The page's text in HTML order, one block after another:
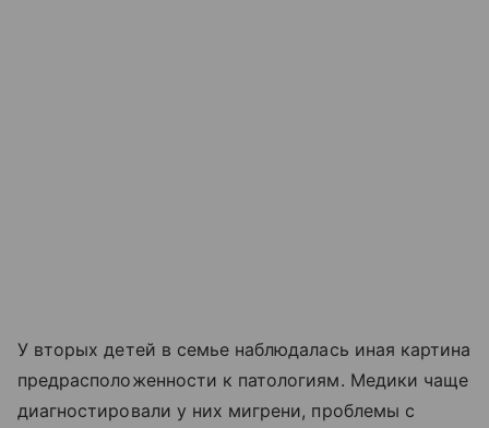
У вторых детей в семье наблюдалась иная картина
предрасположенности к патологиям. Медики чаще
диагностировали у них мигрени, проблемы с